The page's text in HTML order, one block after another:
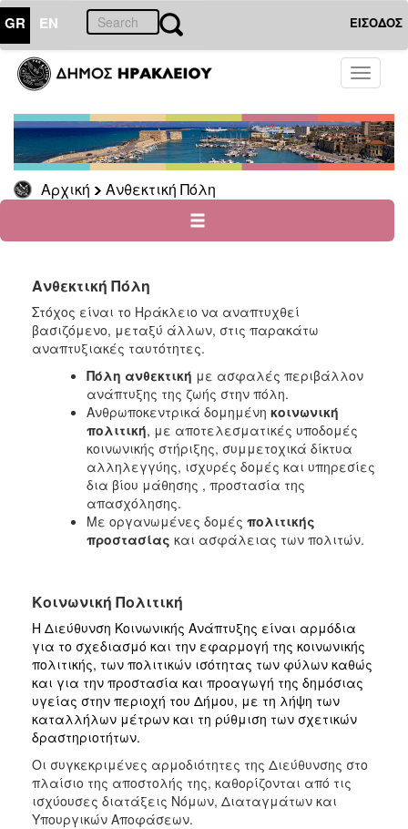
GR EN ΕΙΣΟΔΟΣ
Toggle
Αρχική Ανθεκτική Πόλη
ΑΝΘΕΚΤΙΚΗ
ΠΟΛΗ
Πολιτική
Προστασία
Κοινωνική
Πολιτική
Η
που
ΤΟΠΟΣ
Ανθεκτική Πόλη
Στόχος είναι το Ηράκλειο να αναπτυχθεί
βασιζόμενο, μεταξύ άλλων, στις παρακάτω
αναπτυξιακές ταυτότητες.
Πόλη ανθεκτική με ασφαλές περιβάλλον
ανάπτυξης της ζωής στην πόλη.
Ανθρωποκεντρικά δομημένη κοινωνική
πολιτική, με αποτελεσματικές υποδομές
κοινωνικής στήριξης, συμμετοχικά δίκτυα
αλληλεγγύης, ισχυρές δομές και υπηρεσίες
δια βίου μάθησης , προστασία της
απασχόλησης.
Με οργανωμένες δομές πολιτικής
προστασίας και ασφάλειας των πολιτών.
Κοινωνική Πολιτική
Η Διεύθυνση Κοινωνικής Ανάπτυξης είναι αρμόδια
για το σχεδιασμό και την εφαρμογή της κοινωνικής
πολιτικής, των πολιτικών ισότητας των φύλων καθώς
και για την προστασία και προαγωγή της δημόσιας
υγείας στην περιοχή του Δήμου, με τη λήψη των
καταλλήλων μέτρων και τη ρύθμιση των σχετικών
δραστηριοτήτων.
Οι συγκεκριμένες αρμοδιότητες της Διεύθυνσης στο
πλαίσιο της αποστολής της, καθορίζονται από τις
ισχύουσες διατάξεις Νόμων, Διαταγμάτων και
Υπουργικών Αποφάσεων.